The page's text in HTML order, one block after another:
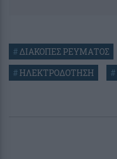
# ΔΙΑΚΟΠΕΣ ΡΕΥΜΑΤΟΣ
#ΗΛΕΚΤΡΟΔΟΤΗΣΗ #